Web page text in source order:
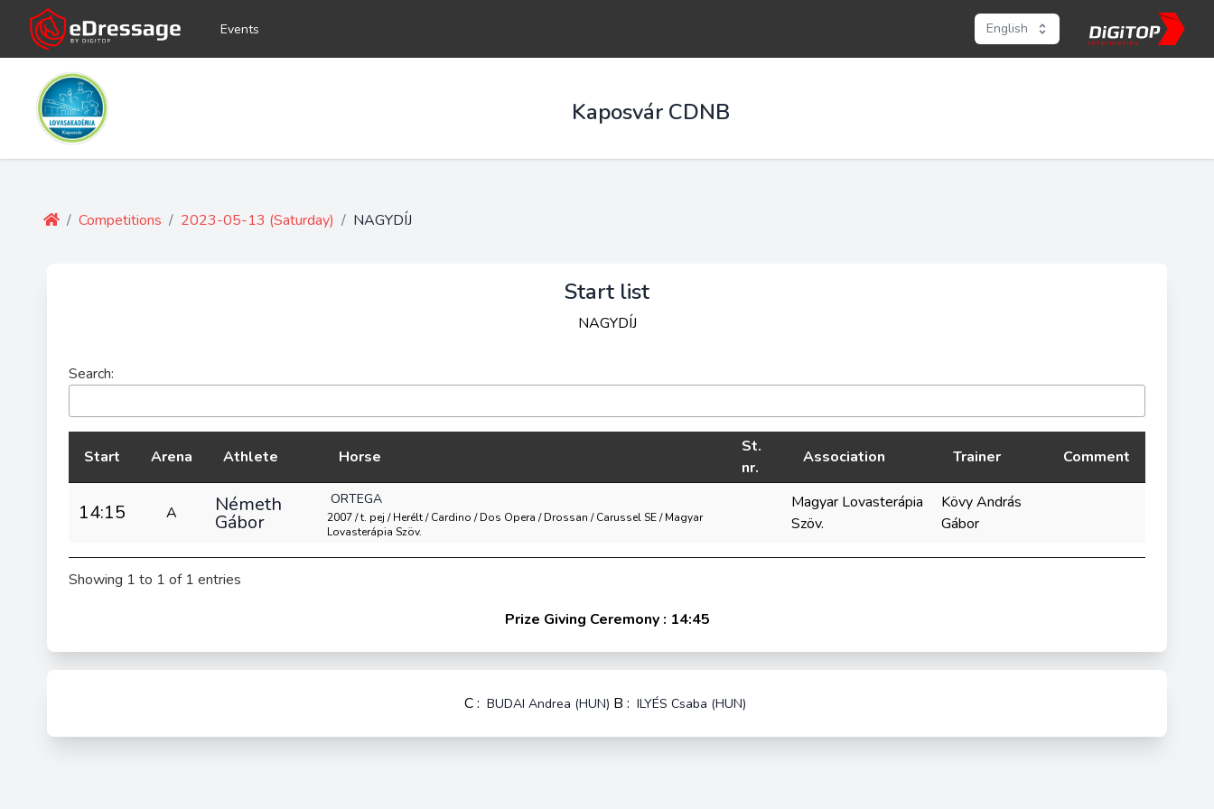
Events English
Kaposvár CDNB
/ Competitions / 2023-05-13 (Saturday) / NAGYDÍJ
Start list
NAGYDÍJ
Search:
Start Arena Athlete Horse
St.
nr.
Association Trainer Comment
14:15 A Németh
Gábor
ORTEGA
2007 / t. pej / Herélt / Cardino / Dos Opera / Drossan / Carussel SE / Magyar
Lovasterápia Szöv.
Magyar Lovasterápia
Szöv.
Kövy András
Gábor
Showing 1 to 1 of 1 entries
Prize Giving Ceremony : 14:45
C : BUDAI Andrea (HUN) B : ILYÉS Csaba (HUN)